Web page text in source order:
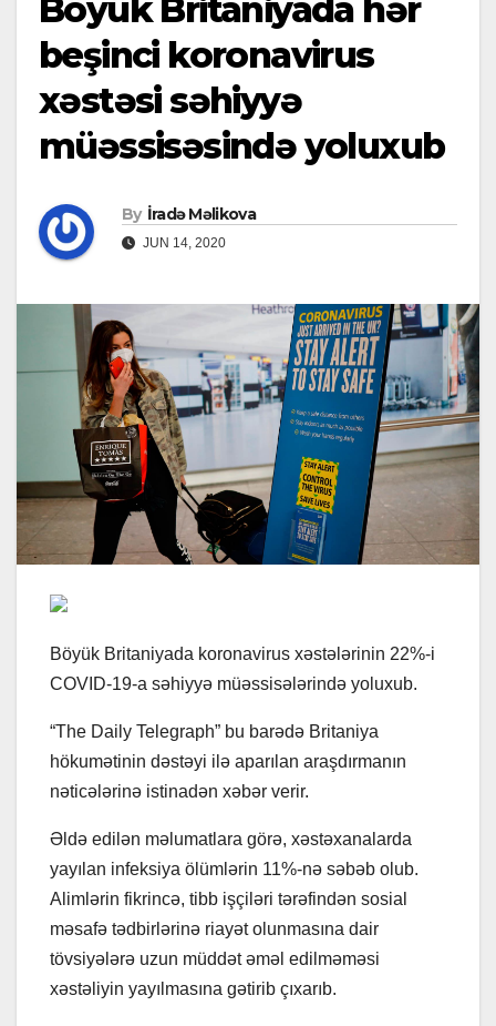
Böyük Britaniyada hər
beşinci koronavirus
xəstəsi səhiyyə
müəssisəsində yoluxub
By İradə Məlikova
JUN 14, 2020
Böyük Britaniyada koronavirus xəstələrinin 22%-i
COVID-19-a səhiyyə müəssisələrində yoluxub.
“The Daily Telegraph” bu barədə Britaniya
hökumətinin dəstəyi ilə aparılan araşdırmanın
nəticələrinə istinadən xəbər verir.
Əldə edilən məlumatlara görə, xəstəxanalarda
yayılan infeksiya ölümlərin 11%-nə səbəb olub.
Alimlərin fikrincə, tibb işçiləri tərəfindən sosial
məsafə tədbirlərinə riayət olunmasına dair
tövsiyələrə uzun müddət əməl edilməməsi
xəstəliyin yayılmasına gətirib çıxarıb.